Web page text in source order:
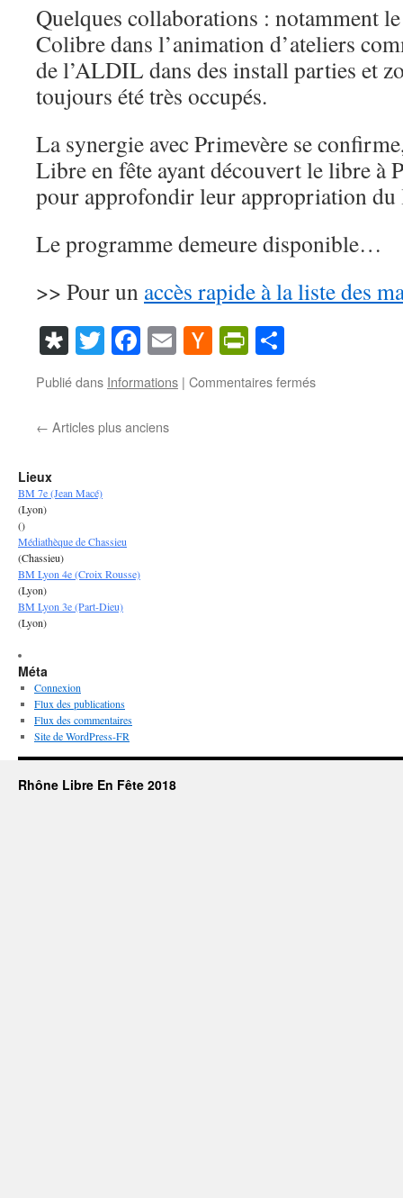
Quelques collaborations : notamment
Colibre dans l’animation d’ateliers
de l’ALDIL dans des install parties et
toujours été très occupés.
La synergie avec Primevère se
Libre en fête ayant découvert le libre à
pour approfondir leur appropriation du
Le programme demeure disponible…
>> Pour un accès rapide à la liste des
Diaspora
TwitterFacebook
EmailHacker
News
PrintFriendly
Publié dans Informations | Commentaires ferméssur
← Articles plus anciens
Lieux
BM 7e (Jean Macé)
(Lyon)
()
Médiathèque de Chassieu
(Chassieu)
BM Lyon 4e (Croix Rousse)
(Lyon)
BM Lyon 3e (Part-Dieu)
(Lyon)
Méta
Connexion
Flux des publications
Flux des commentaires
Site de WordPress-FR
Rhône Libre En Fête 2018